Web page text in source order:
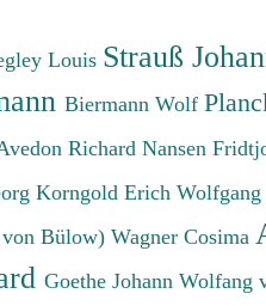
Louis Strauß
Biermann Wolf
Richard Nansen
Korngold Erich Wolfgang
Bülow) Wagner Cosima
Goethe Johann Wolfang